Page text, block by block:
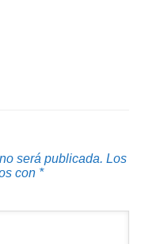
será publicada. Los
con *